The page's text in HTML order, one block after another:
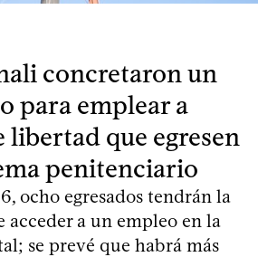
concretaron un
para emplear a
que egresen
penitenciario
ocho egresados tendrán la
a un empleo en la
se prevé que habrá más